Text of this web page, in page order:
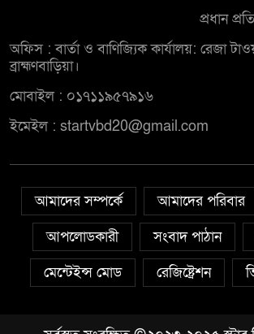
প্রধান
অফিস : বার্তা ও বাণিজ্যিক কার্যালয়: রেজা
ব্রাহ্মণবাড়িয়া।
মোবাইল : ০১৭১১৯৫৭৯১৬
ইমেইল : startvbd20@gmail.com
আমাদের সম্পর্কে আমাদের পরিবার
আপলোডকারী
সংবাদ পাঠান
মেন্টেইন্স মোড
রেজিষ্ট্রেশন